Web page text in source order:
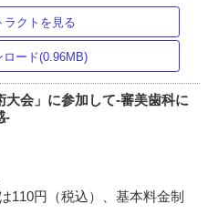
ラクトを見る
ロード(0.96MB)
大会」に参加して-審美歯科に
-
110円（税込）、基本料金制